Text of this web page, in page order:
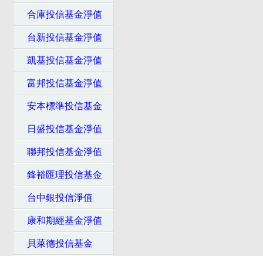
合庫投信基金淨值
台新投信基金淨值
凱基投信基金淨值
富邦投信基金淨值
安本標準投信基金
日盛投信基金淨值
聯邦投信基金淨值
鋒裕匯理投信基金
台中銀投信淨值
康和期經基金淨值
貝萊德投信基金